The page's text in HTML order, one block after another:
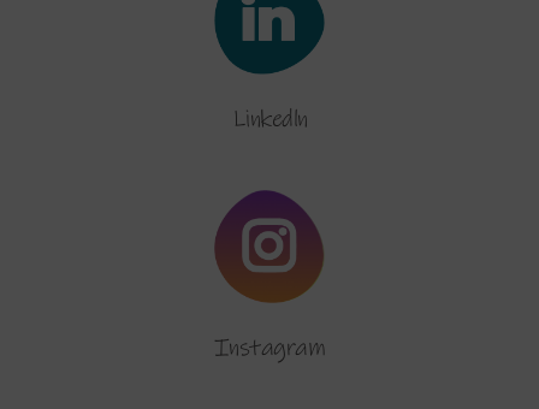
Linkedln
Instagram